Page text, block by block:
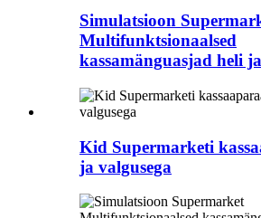
Simulatsioon
Multifunktsionaalsed
kassamänguasjad heli
Kid Supermarketi
ja valgusega